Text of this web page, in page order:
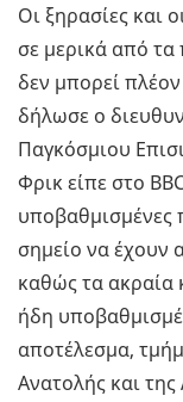
Οι ξηρασίες και
σε μερικά από
δεν μπορεί πλέον
δήλωσε ο
Παγκόσμιου
Φρικ είπε στο
υποβαθμισμένες
σημείο να έχουν
καθώς τα ακραία
ήδη
αποτέλεσμα,
Ανατολής και της